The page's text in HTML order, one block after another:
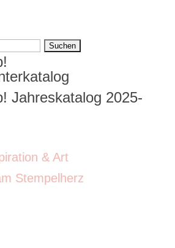
Jahreskatalog 2025-
& Art
Stempelherz